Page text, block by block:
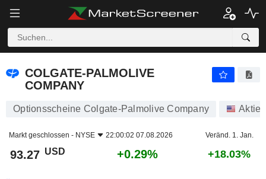
COLGATE-PALMOLIVE
COMPANY
Optionsscheine Colgate-Palmolive Company Aktien
Markt geschlossen - NYSE 22:00:02 07.08.2026 Veränd. 1. Jan.
93.27 USD +0.29% +18.03%